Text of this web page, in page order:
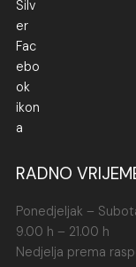
RADNO
Ponedjeljak –
9.00 h – 21.00 h
Nedjelja prema